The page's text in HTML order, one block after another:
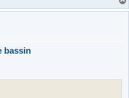
bassin